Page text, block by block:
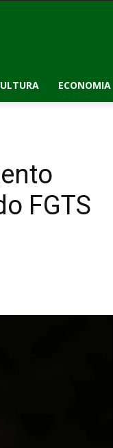
ECONOMIA
FGTS